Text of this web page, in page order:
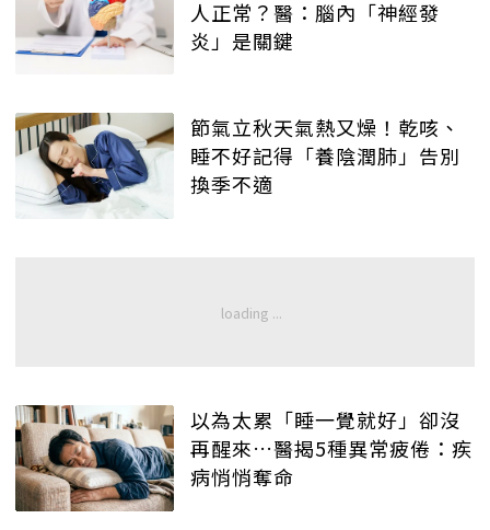
人正常？醫：腦內「神經發
炎」是關鍵
節氣立秋天氣熱又燥！乾咳、
睡不好記得「養陰潤肺」告別
換季不適
以為太累「睡一覺就好」卻沒
再醒來…醫揭5種異常疲倦：疾
病悄悄奪命